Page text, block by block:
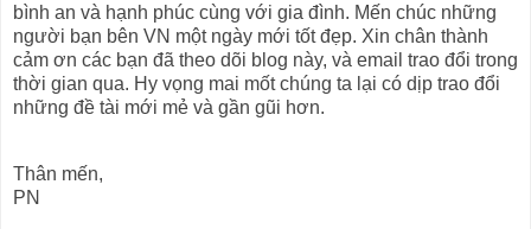
bình an và hạnh phúc cùng với gia đình. Mến chúc những
người bạn bên VN một ngày mới tốt đẹp. Xin chân thành
cảm ơn các bạn đã theo dõi blog này, và email trao đổi trong
thời gian qua. Hy vọng mai mốt chúng ta lại có dịp trao đổi
những đề tài mới mẻ và gần gũi hơn.
Thân mến,
PN